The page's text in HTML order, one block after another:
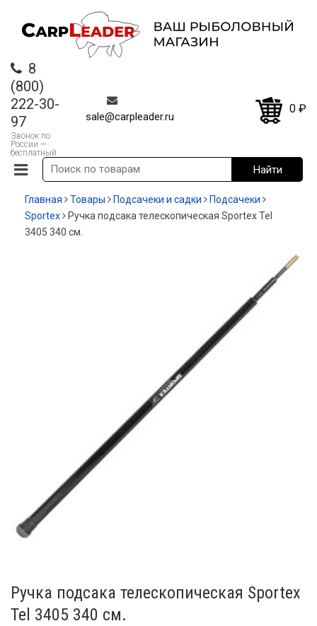
8
(800)
222-30-
97
Звонок по
России —
бесплатный
sale@carpleader.ru
0 ₽
Главная Товары Подсачеки и садки
Подсачеки
Sportex
Ручка подсака телескопическая Sportex Tel
3405 340 см.
Ручка подсака телескопическая Sportex
Tel 3405 340 см.